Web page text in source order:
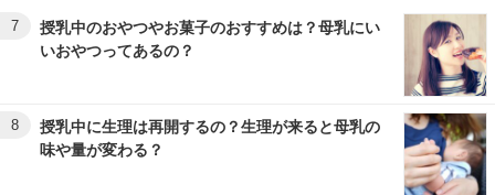
7
授乳中のおやつやお菓子のおすすめは？母乳にい
いおやつってあるの？
8
授乳中に生理は再開するの？生理が来ると母乳の
味や量が変わる？